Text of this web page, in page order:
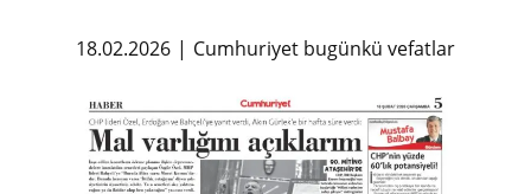
18.02.2026 Cumhuriyet bugünkü vefatlar